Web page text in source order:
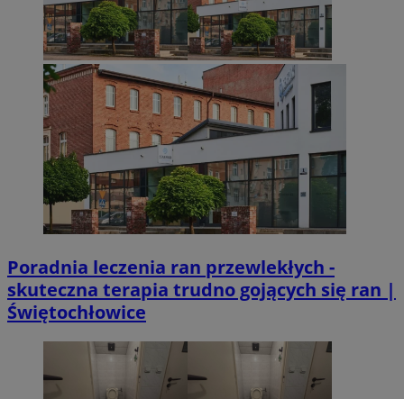
Poradnia leczenia ran przewlekłych -
skuteczna terapia trudno gojących się ran |
Świętochłowice